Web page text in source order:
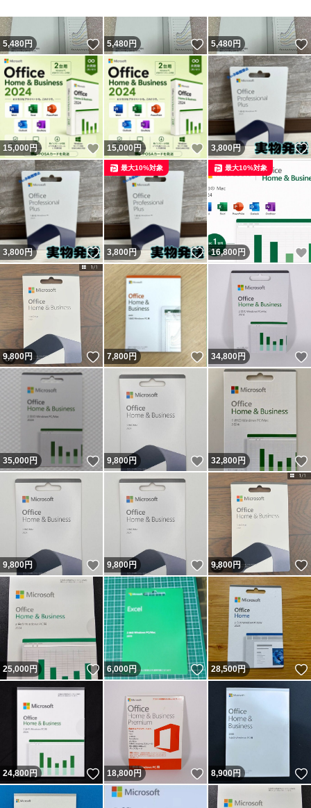
5,480円 いいね！
5,480円 いいね！
5,480円
15,000円 いいね！
15,000円 いいね！
3,800円
3,800円 いいね！
3,800円 いいね！
最大10%対象
16,800 円
最大10%対象
9,800円 いいね！
7,800円 いいね！
34,800円
35,000円 いいね！
9,800円 いいね！
32,800円
9,800円 いいね！
9,800円 いいね！
9,800円
25,000円 いいね！
6,000円 いいね！
28,500円
24,800円 いいね！
18,800円 いいね！
8,900円